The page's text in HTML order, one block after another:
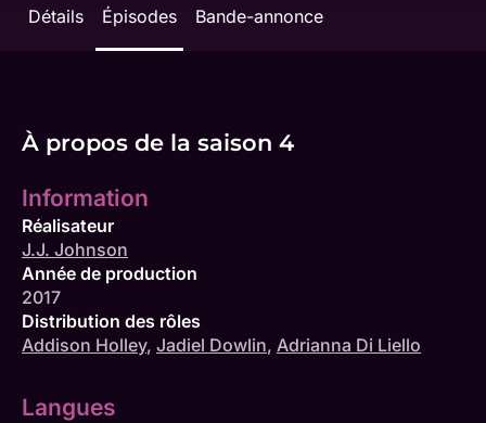
Détails Épisodes Bande-annonce
À propos de la saison 4
Information
Réalisateur
J.J. Johnson
Année de production
2017
Distribution des rôles
Addison Holley, Jadiel Dowlin, Adrianna Di Liello
Langues